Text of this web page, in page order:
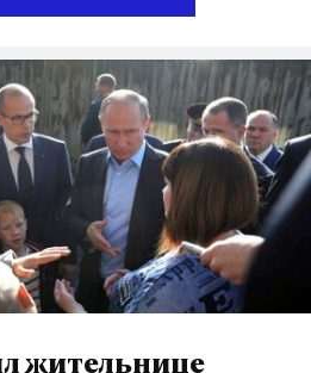
вирусом. Поэтому
атака началась, была
компьютерным
компьютеры
начальник смены.
хакерская атака не
опасности. «Ухудшения
не произошло», –
пострадал только
жительнице